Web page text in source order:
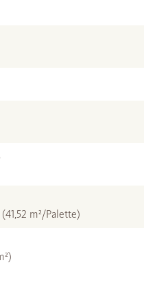
m²/Palette)